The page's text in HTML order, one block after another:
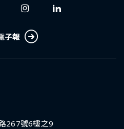
子報
267號6樓之9